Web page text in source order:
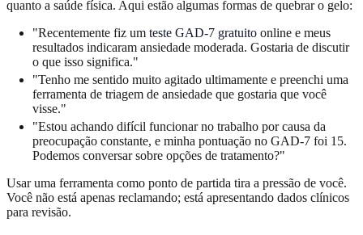
quanto a saúde física. Aqui estão algumas formas de quebrar o gelo:
"Recentemente fiz um teste GAD-7 gratuito online e meus
resultados indicaram ansiedade moderada. Gostaria de discutir
o que isso significa."
"Tenho me sentido muito agitado ultimamente e preenchi uma
ferramenta de triagem de ansiedade que gostaria que você
visse."
"Estou achando difícil funcionar no trabalho por causa da
preocupação constante, e minha pontuação no GAD-7 foi 15.
Podemos conversar sobre opções de tratamento?"
Usar uma ferramenta como ponto de partida tira a pressão de você.
Você não está apenas reclamando; está apresentando dados clínicos
para revisão.